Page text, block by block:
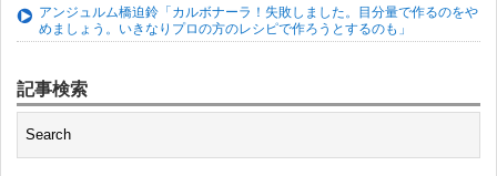
アンジュルム橋迫鈴「カルボナーラ！失敗しました。目分量で作るのをや
めましょう。いきなりプロの方のレシピで作ろうとするのも」
記事検索